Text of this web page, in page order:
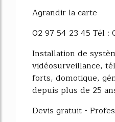
Agrandir la carte
02 97 54 23 45 Tél :
Installation de
vidéosurveillance,
forts, domotique,
depuis plus de 25
Devis gratuit -